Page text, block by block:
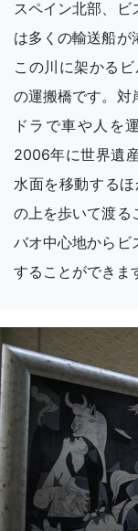
スペイン北部、ビ
は多くの輸送船が
この川に架かる
の運搬橋です。対
ドラで車や人を
2006年に世界遺
水面を移動する
の上を歩いて渡る
バオ中心地からビ
することができま